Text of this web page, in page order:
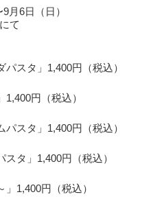
月6日（日）
て
パスタ」1,400円（税込）
円（税込）
パスタ」1,400円（税込）
スタ」1,400円（税込）
1,400円（税込）